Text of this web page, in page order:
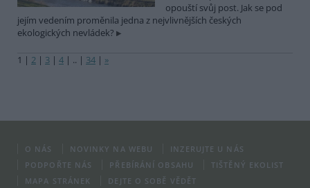
opouští svůj post. Jak se pod
jejím vedením proměnila jedna z nejvlivnějších českých
ekologických nevládek?
1 | 2 | 3 | 4 | .. | 34 | »
O NÁS NOVINKY NA WEBU
INZERUJTE U NÁS
PODPOŘTE NÁS
PŘEBÍRÁNÍ OBSAHU
TIŠTĚNÝ EKOLIST
MAPA STRÁNEK
DEJTE O SOBĚ VĚDĚT